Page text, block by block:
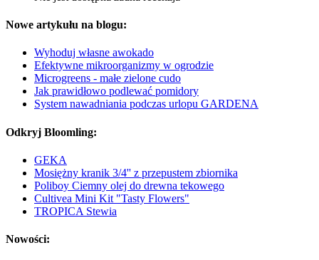
Nowe artykułu na blogu:
Wyhoduj własne awokado
Efektywne mikroorganizmy w ogrodzie
Microgreens - małe zielone cudo
Jak prawidłowo podlewać pomidory
System nawadniania podczas urlopu GARDENA
Odkryj Bloomling:
GEKA
Mosiężny kranik 3/4'' z przepustem zbiornika
Poliboy Ciemny olej do drewna tekowego
Cultivea Mini Kit "Tasty Flowers"
TROPICA Stewia
Nowości: